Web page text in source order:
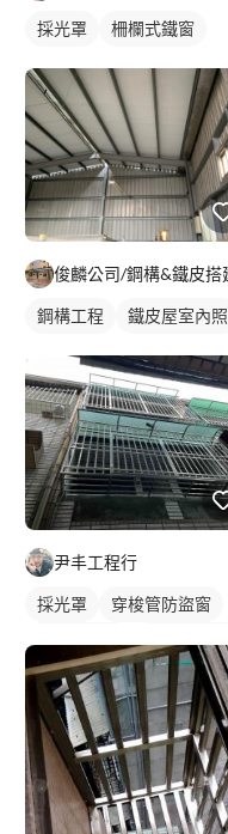
採光罩 柵欄式鐵窗
鋼構工程 鐵皮屋室內照
尹丰工程行
採光罩
穿梭管防盜窗